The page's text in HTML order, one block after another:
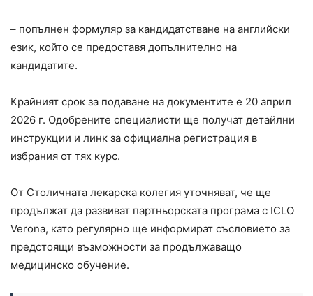
– попълнен формуляр за кандидатстване на английски
език, който се предоставя допълнително на
кандидатите.
Крайният срок за подаване на документите е 20 април
2026 г. Одобрените специалисти ще получат детайлни
инструкции и линк за официална регистрация в
избрания от тях курс.
От Столичната лекарска колегия уточняват, че ще
продължат да развиват партньорската програма с ICLO
Verona, като регулярно ще информират съсловието за
предстоящи възможности за продължаващо
медицинско обучение.